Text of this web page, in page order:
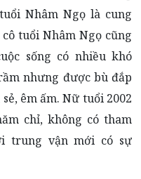
Nhâm Ngọ là cung
tuổi Nhâm Ngọ cũng
sống có nhiều khó
nhưng được bù đắp
êm ấm. Nữ tuổi 2002
chỉ, không có tham
trung vận mới có sự